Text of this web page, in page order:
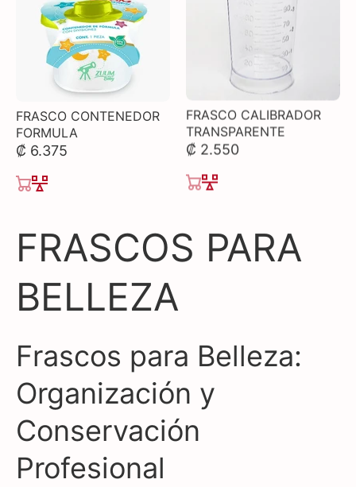
FRASCO CONTENEDOR
FORMULA
₡ 6.375
FRASCO CALIBRADOR
TRANSPARENTE
₡ 2.550
COLECCIÓN:
FRASCOS PARA
BELLEZA
Frascos para Belleza:
Organización y
Conservación
Profesional